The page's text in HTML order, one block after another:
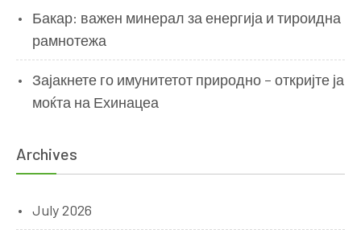
Бакар: важен минерал за енергија и тироидна
рамнотежа
Зајакнете го имунитетот природно – откријте ја
моќта на Ехинацеа
Archives
July 2026